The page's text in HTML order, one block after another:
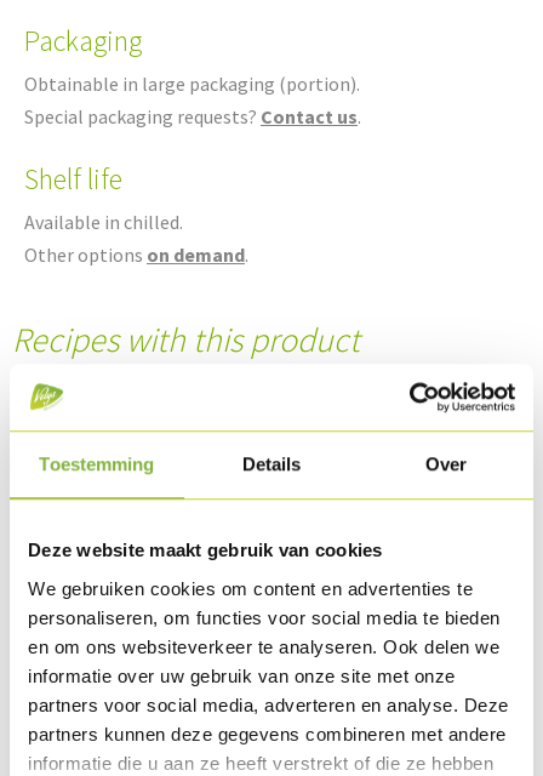
Toestemming Details Over
Deze website maakt gebruik van cookies
We gebruiken cookies om content en advertenties te
personaliseren, om functies voor social media te bieden
en om ons websiteverkeer te analyseren. Ook delen we
informatie over uw gebruik van onze site met onze
partners voor social media, adverteren en analyse. Deze
partners kunnen deze gegevens combineren met andere
informatie die u aan ze heeft verstrekt of die ze hebben
Packaging
Obtainable in large packaging (portion).
Special packaging requests? Contact us.
Shelf life
Available in chilled.
Other options on demand.
Recipes with this product
Caesar Salad Oven-roasted Chicken fillet